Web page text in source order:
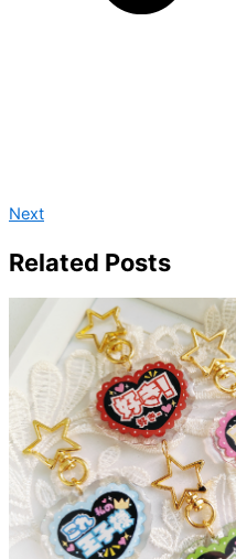
Next
Related Posts